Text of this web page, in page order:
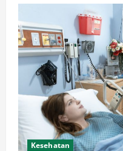
Kesehatan